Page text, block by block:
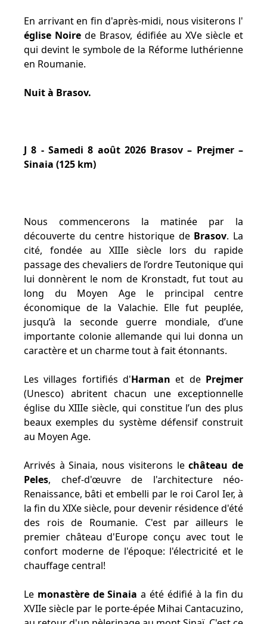
En arrivant en fin d'après-midi, nous visiterons l'
église Noire de Brasov, édifiée au XVe siècle et
qui devint le symbole de la Réforme luthérienne
en Roumanie.
Nuit à Brasov.
J 8 - Samedi 8 août 2026 Brasov – Prejmer –
Sinaia (125 km)
Nous commencerons la matinée par la
découverte du centre historique de Brasov. La
cité, fondée au XIIIe siècle lors du rapide
passage des chevaliers de l’ordre Teutonique qui
lui donnèrent le nom de Kronstadt, fut tout au
long du Moyen Age le principal centre
économique de la Valachie. Elle fut peuplée,
jusqu’à la seconde guerre mondiale, d’une
importante colonie allemande qui lui donna un
caractère et un charme tout à fait étonnants.
Les villages fortifiés d'Harman et de Prejmer
(Unesco) abritent chacun une exceptionnelle
église du XIIIe siècle, qui constitue l’un des plus
beaux exemples du système défensif construit
au Moyen Age.
Arrivés à Sinaia, nous visiterons lechâteau de
Peles, chef-d'œuvre de l'architecture néo-
Renaissance, bâti et embelli par le roi Carol Ier, à
la fin du XIXe siècle, pour devenir résidence d'été
des rois de Roumanie. C'est par ailleurs le
premier château d'Europe conçu avec tout le
confort moderne de l'époque: l'électricité et le
chauffage central!
Le monastère de Sinaia a été édifié à la fin du
XVIIe siècle par le porte-épée Mihai Cantacuzino,